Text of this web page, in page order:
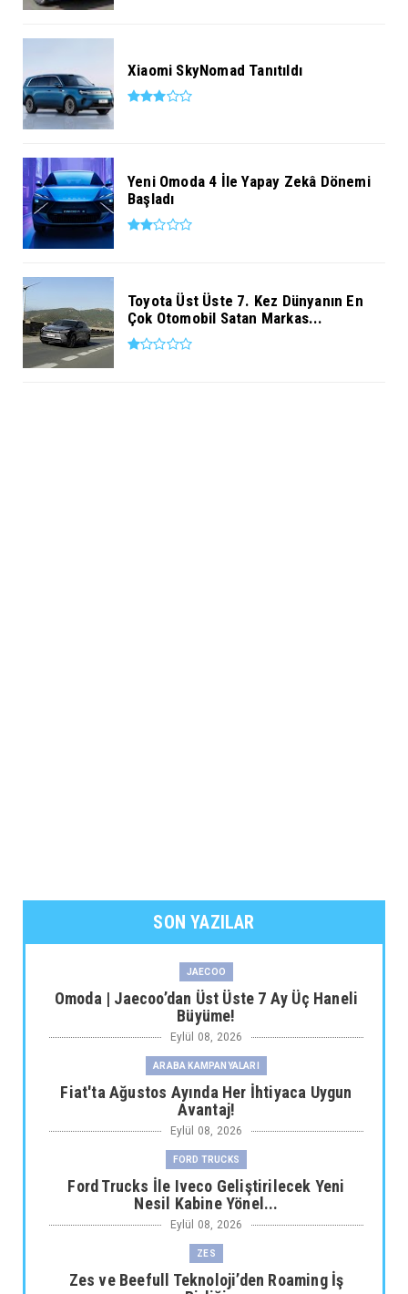
Xiaomi SkyNomad Tanıtıldı
Yeni Omoda 4 İle Yapay Zekâ Dönemi
Başladı
Toyota Üst Üste 7. Kez Dünyanın En
Çok Otomobil Satan Markas...
SON YAZILAR
JAECOO
Omoda | Jaecoo’dan Üst Üste 7 Ay Üç Haneli
Büyüme!
Eylül 08, 2026
ARABA KAMPANYALARI
Fiat'ta Ağustos Ayında Her İhtiyaca Uygun
Avantaj!
Eylül 08, 2026
FORD TRUCKS
Ford Trucks İle Iveco Geliştirilecek Yeni
Nesil Kabine Yönel...
Eylül 08, 2026
ZES
Zes ve Beefull Teknoloji’den Roaming İş